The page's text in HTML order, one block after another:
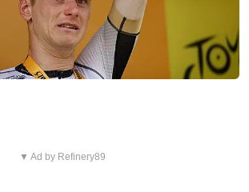
▼ Ad by Refinery89